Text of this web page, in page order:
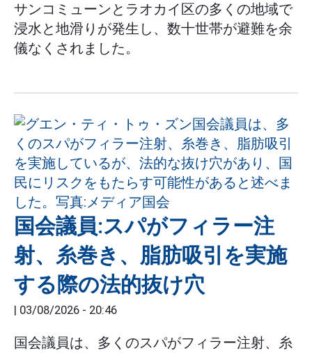
サンコミューンとラオカイ区の多くの地域で
浸水と地滑りが発生し、数十世帯が避難を余
儀なくされました。
国会議員:スパがフィラー注
射、糸巻き、脂肪吸引を実施
する際の法的抜け穴
| 03/08/2026 - 20:46
国会議員は、多くのスパがフィラー注射、糸